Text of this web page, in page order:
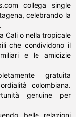
collega single
celebrando la
Cali o nella tropicale
che condividono il
e le amicizie
gratuita
colombiana.
genuine per
belle relazioni